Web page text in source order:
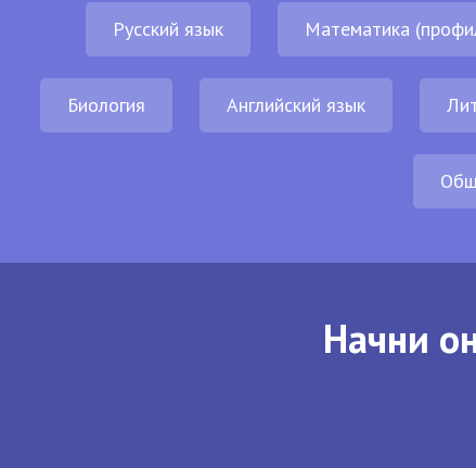
Русский язык Математика
Биология Английский язык
Начни